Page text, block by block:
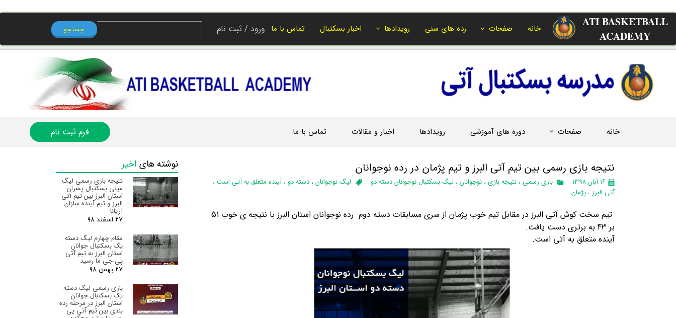
خانه صفحات رده های سنی رویدادها اخبار بسکتبال تماس با ما ورود / ثبت نام
حساب کاربری من
سفارشات
جستجو
ATI BASKETBALL
ACADEMY​​​​​​​
فرم ثبت نام خانه صفحات دوره های آموزشی رویدادها اخبار و مقالات تماس با ما
نتیجه بازی رسمی بین تیم آتی البرز و تیم پژمان در رده نوجوانان
۱۶ آبان ۱۳۹۸ بازی رسمی ، نتیجه بازی، نوجوانان، لیگ بسکتبال نوجوانان دسته دو لیگ نوجوانان، دسته دو ،آینده متعلق به آتی است،
آتی البرز ، پژمان
تیم سخت کوش آتی البرز در مقابل تیم خوب پژمان از سری مسابقات دسته دوم رده نوجوانان استان البرز با نتیجه ی خوب 51
بر 43 به برتری دست یافت.
آینده متعلق به آتی است.
نوشته های اخیر
نتیجه بازی رسمی لیگ
مینی بسکتبال پسران
استان البرز‌ بین تیم آتی
البرز و تیم آینده سازان
آریانا
۲۷ اسفند ۹۸
مقام چهارم لیگ دسته
یک بسکتبال جوانان
استان البرز‌ به تیم آتی
پی جی ما رسید
۲۷ بهمن ۹۸
بازی رسمی لیگ دسته
یک بسکتبال جوانان
استان البرز‌ در مرحله رده
بندی بین تیم آتی پی